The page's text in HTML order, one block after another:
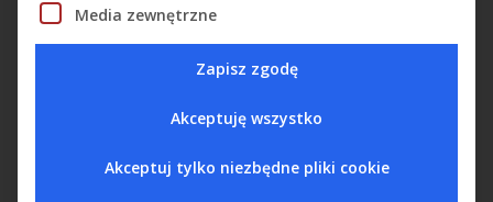
W zależności od programu tygodniowego i/lub zmierzonego
wyłączane lub włączane. Biorąc pod uwagę godziny otwarcia
Media zewnętrzne
Zapisz zgodę
Akceptuję wszystko
Akceptuj tylko niezbędne pliki cookie